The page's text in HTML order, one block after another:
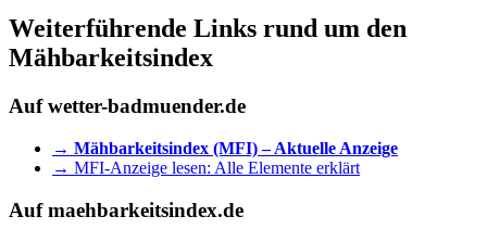
Weiterführende Links rund um den
Mähbarkeitsindex
Auf wetter-badmuender.de
→ Mähbarkeitsindex (MFI) – Aktuelle Anzeige
→ MFI-Anzeige lesen: Alle Elemente erklärt
Auf maehbarkeitsindex.de